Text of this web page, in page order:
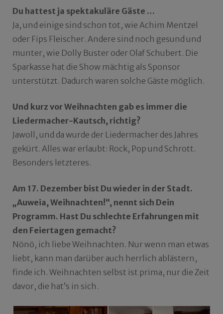
Du hattest ja spektakuläre Gäste …
Ja, und einige sind schon tot, wie Achim Mentzel
oder Fips Fleischer. Andere sind noch gesund und
munter, wie Dolly Buster oder Olaf Schubert. Die
Sparkasse hat die Show mächtig als Sponsor
unterstützt. Dadurch waren solche Gäste möglich.
Und kurz vor Weihnachten gab es immer die
Liedermacher-Kautsch, richtig?
Jawoll, und da wurde der Liedermacher des Jahres
gekürt. Alles war erlaubt: Rock, Pop und Schrott.
Besonders letzteres.
Am 17. Dezember bist Du wieder in der Stadt.
„Auweia, Weihnachten!“, nennt sich Dein
Programm. Hast Du schlechte Erfahrungen mit
den Feiertagen gemacht?
Nönö, ich liebe Weihnachten. Nur wenn man etwas
liebt, kann man darüber auch herrlich ablästern,
finde ich. Weihnachten selbst ist prima, nur die Zeit
davor, die hat’s in sich.